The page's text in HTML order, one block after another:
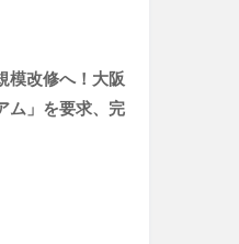
模改修へ！大阪
ム」を要求、完